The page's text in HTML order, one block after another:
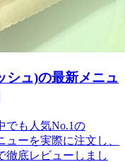
シュ)の最新メニュ
でも人気No.1の
ーを実際に注文し、
徹底レビューしまし